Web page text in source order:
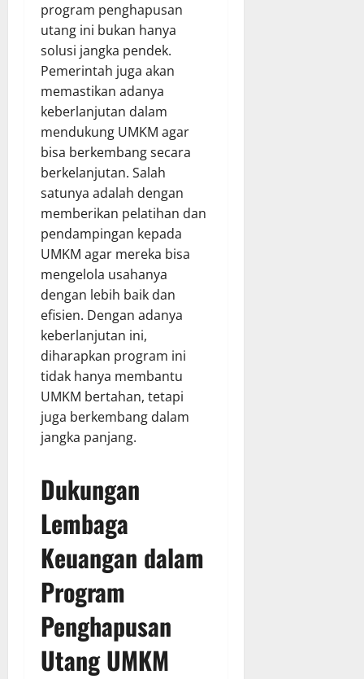
program penghapusan
utang ini bukan hanya
solusi jangka pendek.
Pemerintah juga akan
memastikan adanya
keberlanjutan dalam
mendukung UMKM agar
bisa berkembang secara
berkelanjutan. Salah
satunya adalah dengan
memberikan pelatihan dan
pendampingan kepada
UMKM agar mereka bisa
mengelola usahanya
dengan lebih baik dan
efisien. Dengan adanya
keberlanjutan ini,
diharapkan program ini
tidak hanya membantu
UMKM bertahan, tetapi
juga berkembang dalam
jangka panjang.
Dukungan
Lembaga
Keuangan dalam
Program
Penghapusan
Utang UMKM